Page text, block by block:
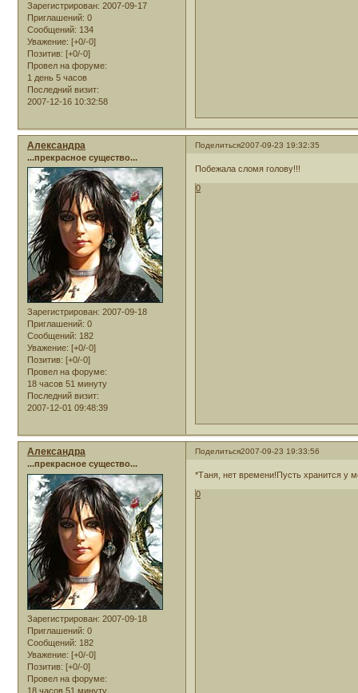
Зарегистрирован: 2007-09-17
Приглашений: 0
Сообщений: 134
Уважение: [+0/-0]
Позитив: [+0/-0]
Провел на форуме:
1 день 5 часов
Последний визит:
2007-12-16 10:32:58
Поделиться2007-09-23 19:32:35
Александра
...прекрасное существо...
Зарегистрирован: 2007-09-18
Приглашений: 0
Сообщений: 182
Уважение: [+0/-0]
Позитив: [+0/-0]
Провел на форуме:
18 часов 51 минуту
Последний визит:
2007-12-01 09:48:39
Побежала сломя голову!!!
0
Поделиться2007-09-23 19:33:56
Александра
...прекрасное существо...
Зарегистрирован: 2007-09-18
Приглашений: 0
Сообщений: 182
Уважение: [+0/-0]
Позитив: [+0/-0]
Провел на форуме:
18 часов 51 минуту
*Таня, нет времени!Пусть хранится у
0